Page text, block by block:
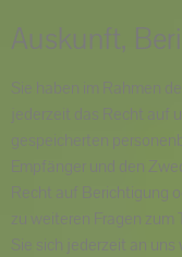
Auskunft,
Sie haben im Rahmen
jederzeit das Recht auf
gespeicherten
Empfänger und den
Recht auf Berichtigung
zu weiteren Fragen
Sie sich jederzeit an uns